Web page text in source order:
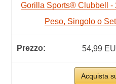
Gorilla Sports® Clubbell -
Peso, Singolo o
54,99
Acquista